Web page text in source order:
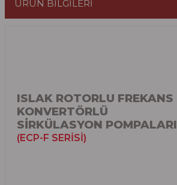
ÜRÜN BİLGİLERİ
ISLAK ROTORLU FREKANS
KONVERTÖRLÜ
SİRKÜLASYON POMPALARI
(ECP-F SERİSİ)